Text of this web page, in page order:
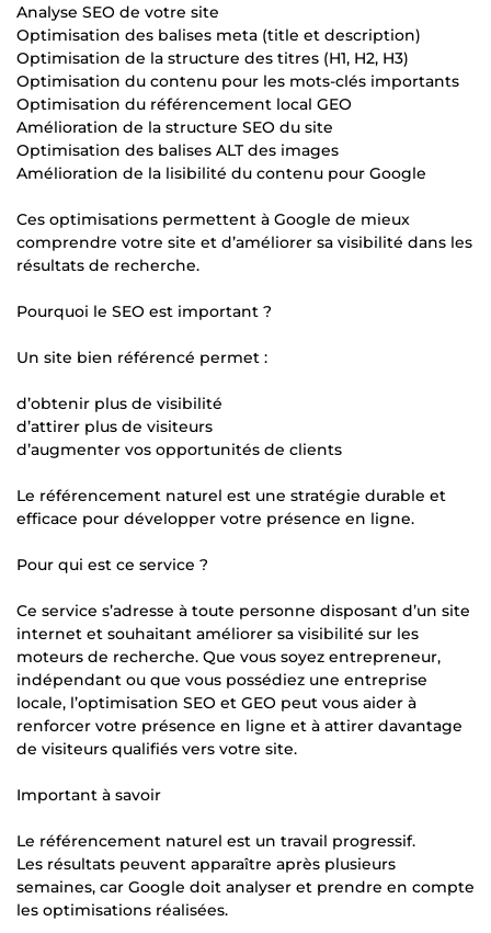
Analyse SEO de votre site
Optimisation des balises meta (title et description)
Optimisation de la structure des titres (H1, H2, H3)
Optimisation du contenu pour les mots-clés importants
Optimisation du référencement local GEO
Amélioration de la structure SEO du site
Optimisation des balises ALT des images
Amélioration de la lisibilité du contenu pour Google
Ces optimisations permettent à Google de mieux
comprendre votre site et d’améliorer sa visibilité dans les
résultats de recherche.
Pourquoi le SEO est important ?
Un site bien référencé permet :
d’obtenir plus de visibilité
d’attirer plus de visiteurs
d’augmenter vos opportunités de clients
Le référencement naturel est une stratégie durable et
efficace pour développer votre présence en ligne.
Pour qui est ce service ?
Ce service s’adresse à toute personne disposant d’un site
internet et souhaitant améliorer sa visibilité sur les
moteurs de recherche. Que vous soyez entrepreneur,
indépendant ou que vous possédiez une entreprise
locale, l’optimisation SEO et GEO peut vous aider à
renforcer votre présence en ligne et à attirer davantage
de visiteurs qualifiés vers votre site.
Important à savoir
Le référencement naturel est un travail progressif.
Les résultats peuvent apparaître après plusieurs
semaines, car Google doit analyser et prendre en compte
les optimisations réalisées.